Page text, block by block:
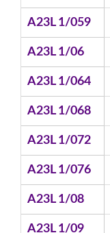
A23L 1/059
A23L 1/06
A23L 1/064
A23L 1/068
A23L 1/072
A23L 1/076
A23L 1/08
A23L 1/09